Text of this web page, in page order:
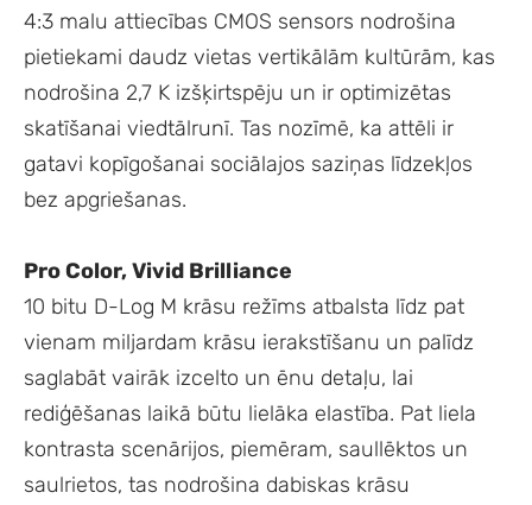
4:3 malu attiecības CMOS sensors nodrošina
pietiekami daudz vietas vertikālām kultūrām, kas
nodrošina 2,7 K izšķirtspēju un ir optimizētas
skatīšanai viedtālrunī. Tas nozīmē, ka attēli ir
gatavi kopīgošanai sociālajos saziņas līdzekļos
bez apgriešanas.
Pro Color, Vivid Brilliance
10 bitu D-Log M krāsu režīms atbalsta līdz pat
vienam miljardam krāsu ierakstīšanu un palīdz
saglabāt vairāk izcelto un ēnu detaļu, lai
rediģēšanas laikā būtu lielāka elastība. Pat liela
kontrasta scenārijos, piemēram, saullēktos un
saulrietos, tas nodrošina dabiskas krāsu